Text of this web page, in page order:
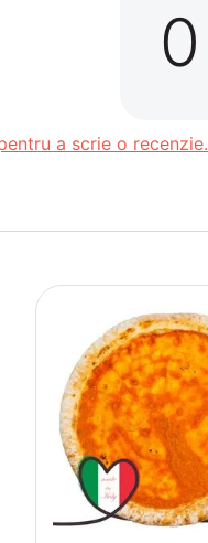
0
a scrie o recenzie.